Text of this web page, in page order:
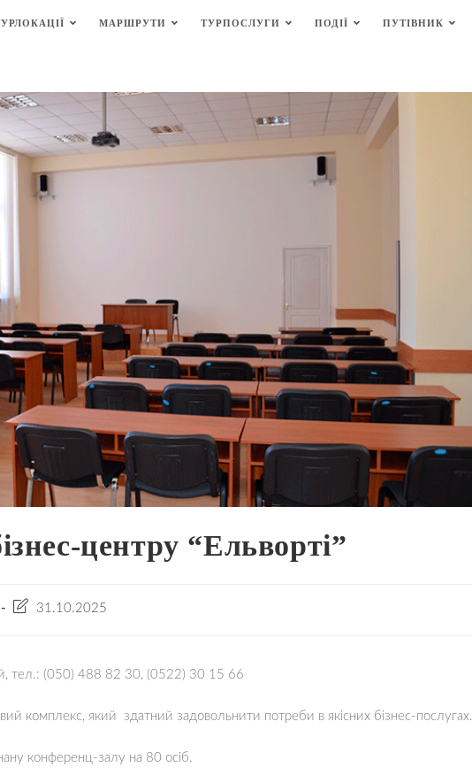
МАРШРУТИ ТУРПОСЛУГИ ПОДІЇ ПУТІВНИК
центру “Ельворті”
31.10.2025
тел.: (050) 488 82 30, (0522) 30 15 66
комплекс, який здатний задовольнити потреби в якісних бізнес-послугах.
конференц-залу на 80 осіб.